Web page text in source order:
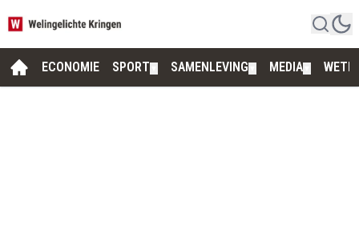
ECONOMIE SPORT SAMENLEVING MEDIA